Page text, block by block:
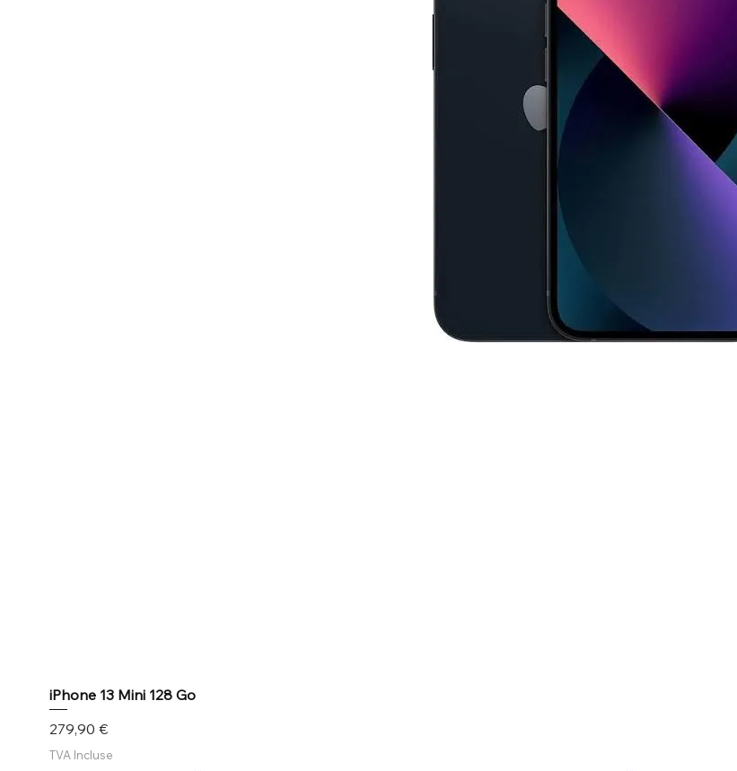
iPhone 13 Mini 128 Go
Prix
279,90 €
TVA Incluse